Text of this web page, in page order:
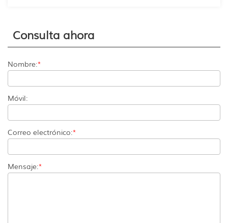
Consulta ahora
Nombre:*
Móvil:
Correo electrónico:*
Mensaje:*